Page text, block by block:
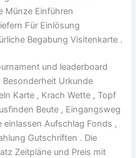
Münze Einführen
Für Einlösung
Begabung Visitenkarte .
und leaderboard
Urkunde
Karte , Krach Wette , Topf
Beute , Eingangsweg
einlassen Aufschlag Fonds ,
Gutschriften . Die
Zeitpläne und Preis mit